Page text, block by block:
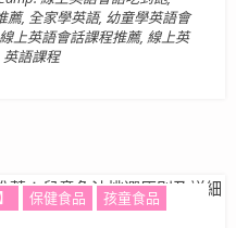
薦, 全家學英語, 幼童學英語會
線上英語會話課程推薦, 線上英
英語課程
保健食品 孩童食品